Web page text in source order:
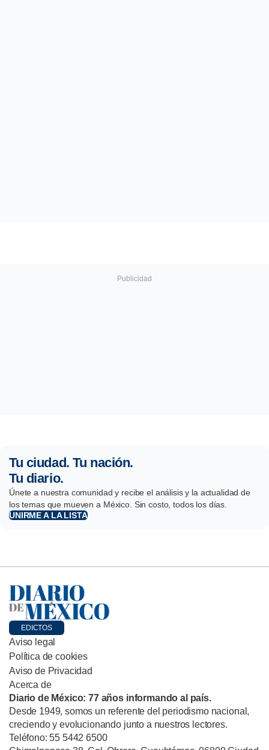
Tu ciudad. Tu nación.
Tu diario.
Únete a nuestra comunidad y recibe el análisis y la actualidad de
los temas que mueven a México. Sin costo, todos los días.
UNIRME A LA LISTA
EDICTOS
Aviso legal
Política de cookies
Aviso de Privacidad
Acerca de
Diario de México: 77 años informando al país.
Desde 1949, somos un referente del periodismo nacional,
creciendo y evolucionando junto a nuestros lectores.
Teléfono: 55 5442 6500